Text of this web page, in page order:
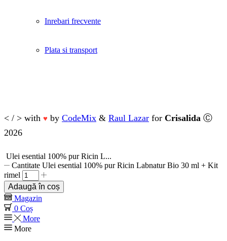
Inrebari frecvente
Plata si transport
< / > with ♥ by CodeMix & Raul Lazar for Crisalida Ⓒ
2026
Ulei esential 100% pur Ricin L...
Cantitate Ulei esential 100% pur Ricin Labnatur Bio 30 ml + Kit
rimel
Adaugă în coș
Magazin
0 Coș
More
More